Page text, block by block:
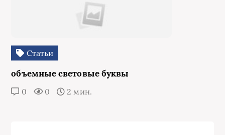
Статьи
объемные световые буквы
0 0 2 мин.